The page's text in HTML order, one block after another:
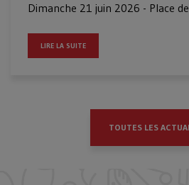
Dimanche 21 juin 2026 - Place
LIRE LA SUITE
TOUTES LES